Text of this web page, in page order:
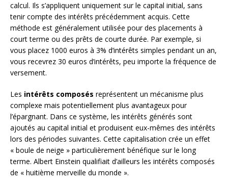
calcul. Ils s’appliquent uniquement sur le capital initial, sans
tenir compte des intérêts précédemment acquis. Cette
méthode est généralement utilisée pour des placements à
court terme ou des prêts de courte durée. Par exemple, si
vous placez 1000 euros à 3% d’intérêts simples pendant un an,
vous recevrez 30 euros d’intérêts, peu importe la fréquence de
versement.
Les intérêts composés représentent un mécanisme plus
complexe mais potentiellement plus avantageux pour
l’épargnant. Dans ce système, les intérêts générés sont
ajoutés au capital initial et produisent eux-mêmes des intérêts
lors des périodes suivantes. Cette capitalisation crée un effet
« boule de neige » particulièrement bénéfique sur le long
terme. Albert Einstein qualifiait d’ailleurs les intérêts composés
de « huitième merveille du monde ».